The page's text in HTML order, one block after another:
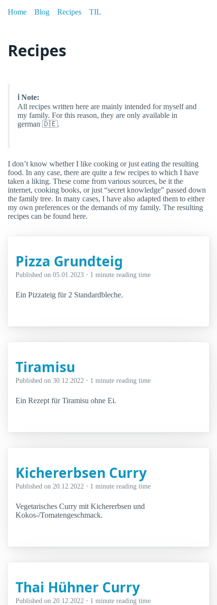
Home Blog Recipes TIL
Recipes
ℹ️ Note:
All recipes written here are mainly intended for myself and
my family. For this reason, they are only available in
german 🇩🇪.
I don’t know whether I like cooking or just eating the resulting
food. In any case, there are quite a few recipes to which I have
taken a liking. These come from various sources, be it the
internet, cooking books, or just “secret knowledge” passed down
the family tree. In many cases, I have also adapted them to either
my own preferences or the demands of my family. The resulting
recipes can be found here.
Pizza Grundteig
Published on 05.01.2023 · 1 minute reading time
Ein Pizzateig für 2 Standardbleche.
Tiramisu
Published on 30.12.2022 · 1 minute reading time
Ein Rezept für Tiramisu ohne Ei.
Kichererbsen Curry
Published on 20.12.2022 · 1 minute reading time
Vegetarisches Curry mit Kichererbsen und
Kokos-/Tomatengeschmack.
Thai Hühner Curry
Published on 20.12.2022 · 1 minute reading time